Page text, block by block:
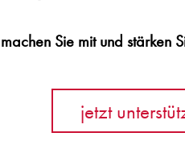
Sie mit und stärken
jetzt